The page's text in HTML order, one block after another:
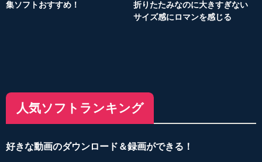
集ソフトおすすめ！
折りたたみなのに大きすぎない
サイズ感にロマンを感じる
人気ソフトランキング
好きな動画のダウンロード＆録画ができる！